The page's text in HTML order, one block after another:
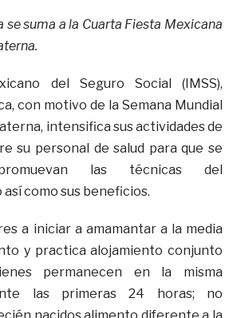
se suma a la Cuarta Fiesta Mexicana
del Seguro Social (IMSS),
con motivo de la Semana Mundial
intensifica sus actividades de
su personal de salud para que se
las técnicas del
como sus beneficios.
a iniciar a amamantar a la media
y practica alojamiento conjunto
permanecen en la misma
las primeras 24 horas; no